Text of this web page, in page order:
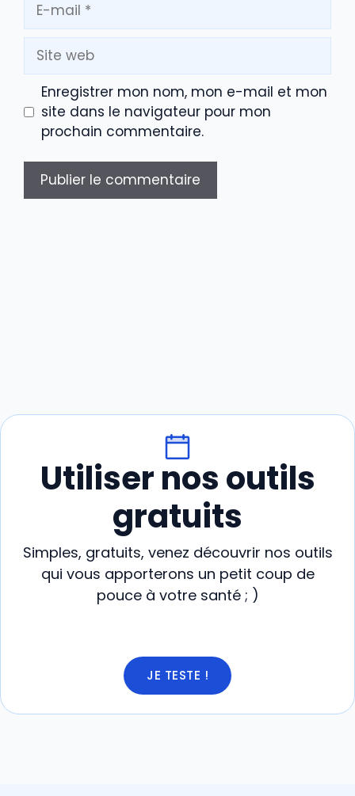
mail
Site
web
Enregistrer mon nom, mon e-mail et mon
site dans le navigateur pour mon
prochain commentaire.
Utiliser nos outils
gratuits
Simples, gratuits, venez découvrir nos outils
qui vous apporterons un petit coup de
pouce à votre santé ; )
JE TESTE !